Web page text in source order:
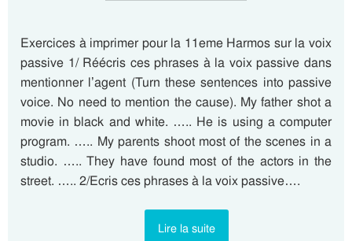
Exercices à imprimer pour la 11eme Harmos sur la voix
passive 1/ Réécris ces phrases à la voix passive dans
mentionner l’agent (Turn these sentences into passive
voice. No need to mention the cause). My father shot a
movie in black and white. ….. He is using a computer
program. ….. My parents shoot most of the scenes in a
studio. ….. They have found most of the actors in the
street. ….. 2/Ecris ces phrases à la voix passive….
Lire la suite